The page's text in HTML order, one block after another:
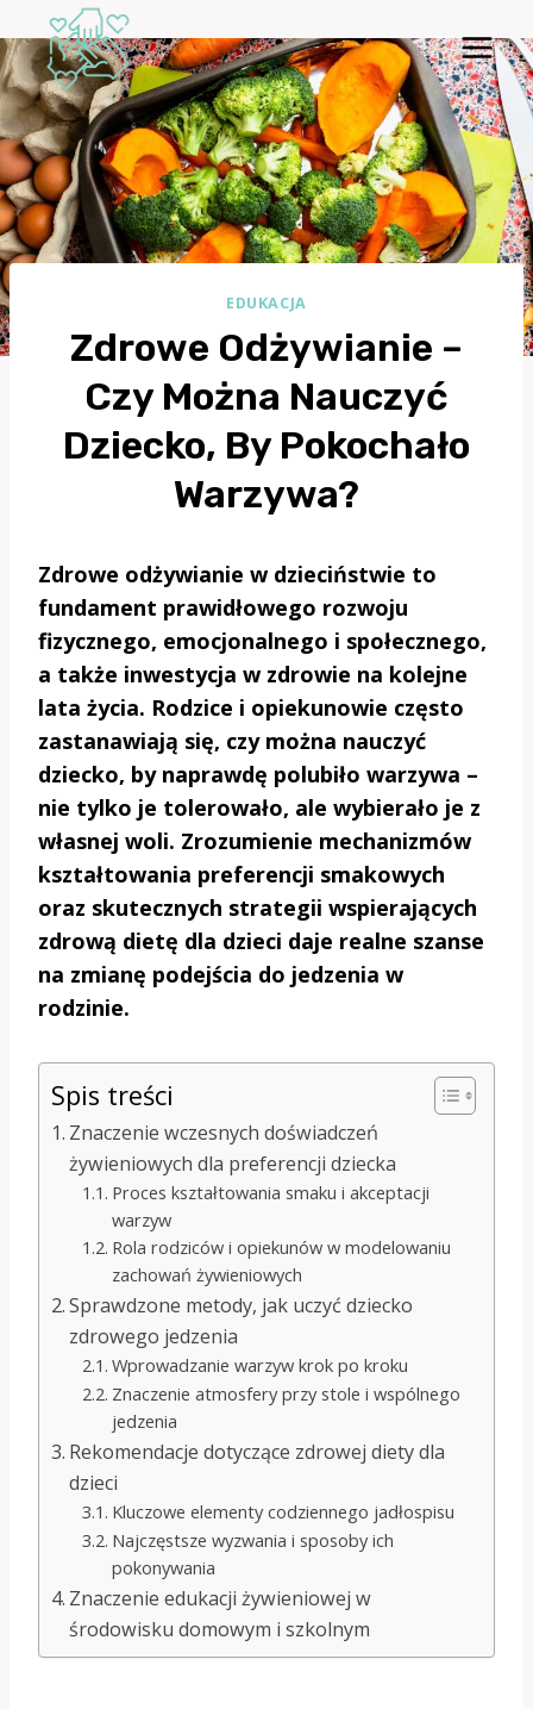
Przejdź
do
treści
EDUKACJA
Zdrowe Odżywianie –
Czy Można Nauczyć
Dziecko, By Pokochało
Warzywa?
Zdrowe odżywianie w dzieciństwie to
fundament prawidłowego rozwoju
fizycznego, emocjonalnego i społecznego,
a także inwestycja w zdrowie na kolejne
lata życia. Rodzice i opiekunowie często
zastanawiają się, czy można nauczyć
dziecko, by naprawdę polubiło warzywa –
nie tylko je tolerowało, ale wybierało je z
własnej woli. Zrozumienie mechanizmów
kształtowania preferencji smakowych
oraz skutecznych strategii wspierających
zdrową dietę dla dzieci daje realne szanse
na zmianę podejścia do jedzenia w
rodzinie.
Spis treści
Znaczenie wczesnych doświadczeń
żywieniowych dla preferencji dziecka
Proces kształtowania smaku i akceptacji
warzyw
Rola rodziców i opiekunów w modelowaniu
zachowań żywieniowych
Sprawdzone metody, jak uczyć dziecko
zdrowego jedzenia
Wprowadzanie warzyw krok po kroku
Znaczenie atmosfery przy stole i wspólnego
jedzenia
Rekomendacje dotyczące zdrowej diety dla
dzieci
Kluczowe elementy codziennego jadłospisu
Najczęstsze wyzwania i sposoby ich
pokonywania
Znaczenie edukacji żywieniowej w
środowisku domowym i szkolnym